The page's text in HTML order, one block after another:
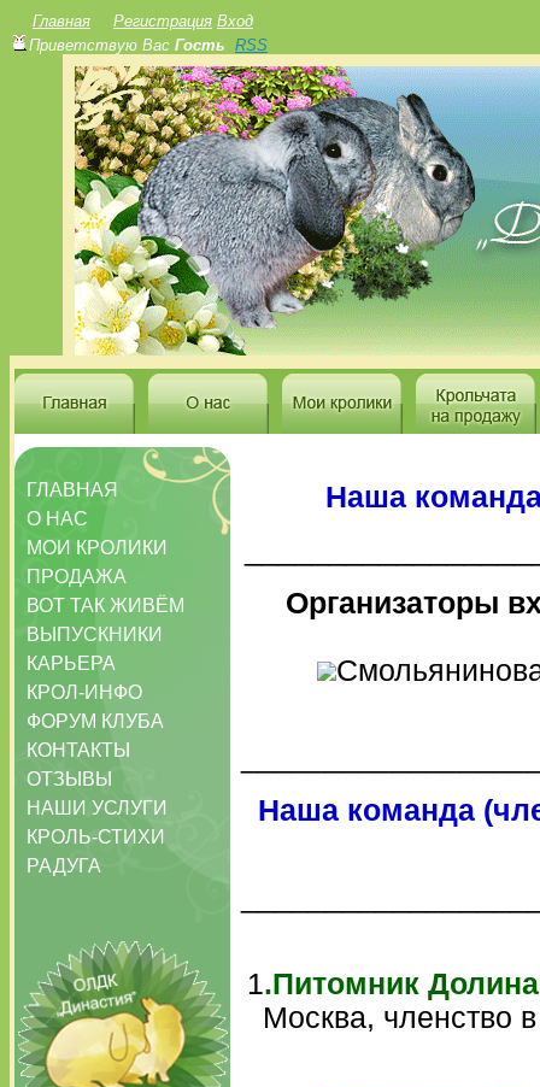
Главная Регистрация Вход
Приветствую Вас Гость RSS
ГЛАВНАЯ
О НАС
МОИ КРОЛИКИ
ПРОДАЖА
ВОТ ТАК ЖИВЁМ
ВЫПУСКНИКИ
КАРЬЕРА
КРОЛ-ИНФО
ФОРУМ КЛУБА
КОНТАКТЫ
ОТЗЫВЫ
НАШИ УСЛУГИ
КРОЛЬ-СТИХИ
РАДУГА
Наша
Организаторы
Наша команда
1.Питомник
Москва, членство